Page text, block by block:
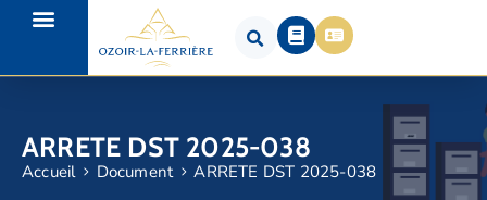
ARRETE DST 2025-038
Accueil Document ARRETE DST 2025-038